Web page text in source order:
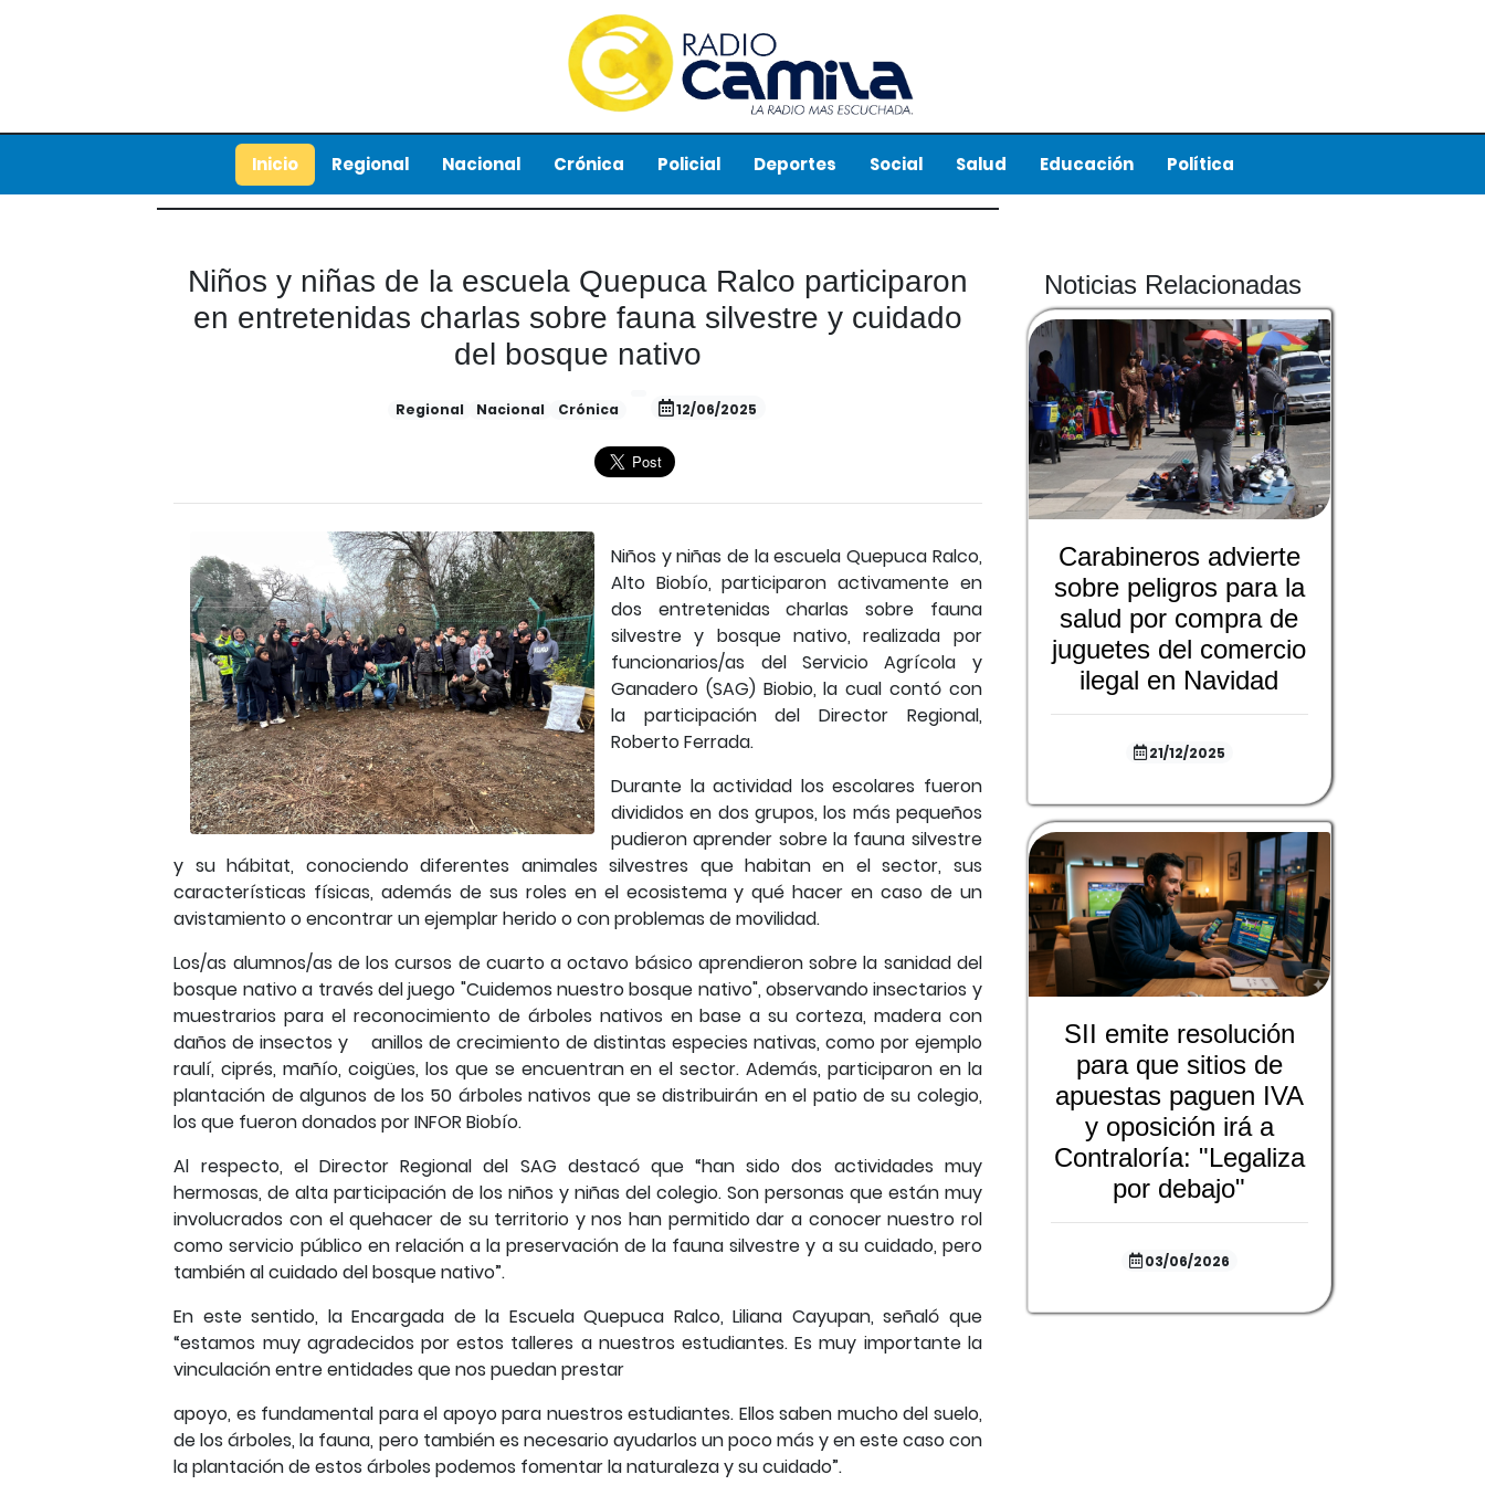
Inicio Regional Nacional Crónica Policial Deportes Social Salud Educación Política
Niños y niñas de la escuela Quepuca Ralco participaron
en entretenidas charlas sobre fauna silvestre y cuidado
del bosque nativo
Regional Nacional Crónica 12/06/2025
Niños y niñas de la escuela Quepuca Ralco,
Alto Biobío, participaron activamente en
dos entretenidas charlas sobre fauna
silvestre y bosque nativo, realizada por
funcionarios/as del Servicio Agrícola y
Ganadero (SAG) Biobio, la cual contó con
la participación del Director Regional,
Roberto Ferrada.
Durante la actividad los escolares fueron
divididos en dos grupos, los más pequeños
pudieron aprender sobre la fauna silvestre
y su hábitat, conociendo diferentes animales silvestres que habitan en el sector, sus
características físicas, además de sus roles en el ecosistema y qué hacer en caso de un
avistamiento o encontrar un ejemplar herido o con problemas de movilidad.
Los/as alumnos/as de los cursos de cuarto a octavo básico aprendieron sobre la sanidad del
bosque nativo a través del juego "Cuidemos nuestro bosque nativo", observando insectarios y
muestrarios para el reconocimiento de árboles nativos en base a su corteza, madera con
daños de insectos y anillos de crecimiento de distintas especies nativas, como por ejemplo
raulí, ciprés, mañío, coigües, los que se encuentran en el sector. Además, participaron en la
plantación de algunos de los 50 árboles nativos que se distribuirán en el patio de su colegio,
los que fueron donados por INFOR Biobío.
Al respecto, el Director Regional del SAG destacó que “han sido dos actividades muy
hermosas, de alta participación de los niños y niñas del colegio. Son personas que están muy
involucrados con el quehacer de su territorio y nos han permitido dar a conocer nuestro rol
como servicio público en relación a la preservación de la fauna silvestre y a su cuidado, pero
también al cuidado del bosque nativo”.
En este sentido, la Encargada de la Escuela Quepuca Ralco, Liliana Cayupan, señaló que
“estamos muy agradecidos por estos talleres a nuestros estudiantes. Es muy importante la
vinculación entre entidades que nos puedan prestar
apoyo, es fundamental para el apoyo para nuestros estudiantes. Ellos saben mucho del suelo,
de los árboles, la fauna, pero también es necesario ayudarlos un poco más y en este caso con
la plantación de estos árboles podemos fomentar la naturaleza y su cuidado”.
Noticias Relacionadas
Carabineros advierte
sobre peligros para la
salud por compra de
juguetes del comercio
ilegal en Navidad
21/12/2025
SII emite resolución
para que sitios de
apuestas paguen IVA
y oposición irá a
Contraloría: "Legaliza
por debajo"
03/06/2026